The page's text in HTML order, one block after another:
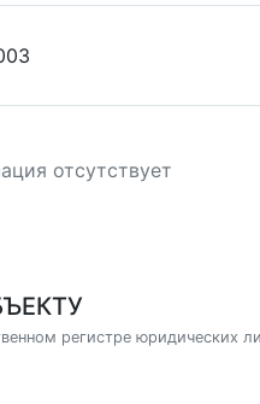
отсутствует
регистре юридических